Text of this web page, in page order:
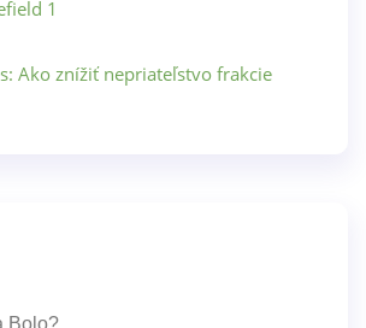
1
Ako znížiť nepriateľstvo frakcie
Bolo?